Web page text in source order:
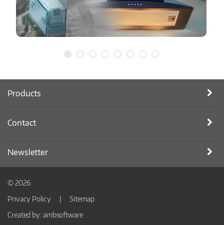
Products
Contact
Newsletter
© 2026
Privacy Policy
Sitemap
Created by: ambsoftware